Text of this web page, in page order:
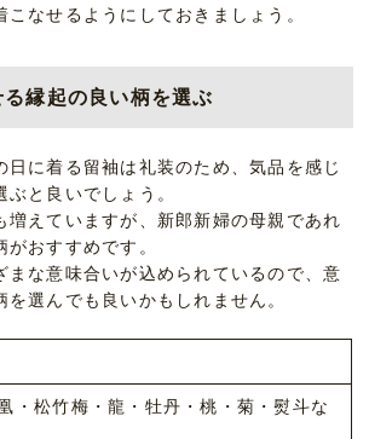
こなせるようにしておきましょう。
縁起の良い柄を選ぶ
日に着る留袖は礼装のため、気品を感じ
と良いでしょう。
増えていますが、新郎新婦の母親であれ
おすすめです。
まな意味合いが込められているので、意
選んでも良いかもしれません。
・松竹梅・龍・牡丹・桃・菊・熨斗な